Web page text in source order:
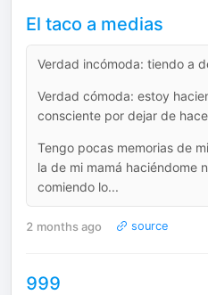
El taco a medias
Verdad incómoda: tiendo a
Verdad cómoda: estoy
consciente por dejar de
Tengo pocas memorias de
la de mi mamá haciéndome
comiendo lo...
2 months ago source
999